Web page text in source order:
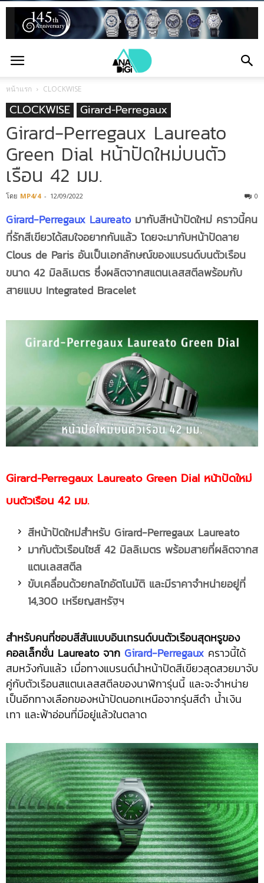
หน้าแรก CLOCKWISE
CLOCKWISE Girard-Perregaux
Girard-Perregaux Laureato
Green Dial หน้าปัดใหม่บนตัว
เรือน 42 มม.
โดย MP4/4 - 12/09/2022 0
Girard-Perregaux Laureatoมากับสีหน้าปัดใหม่ คราวนี้คน
ที่รักสีเขียวได้สมใจอยากกันแล้ว โดยจะมากับหน้าปัดลาย
Clous de Paris อันเป็นเอกลักษณ์ของแบรนด์บนตัวเรือน
ขนาด 42 มิลลิเมตร ซึ่งผลิตจากสแตนเลสสตีลพร้อมกับ
สายแบบ Integrated Bracelet
Girard-Perregaux Laureato Green Dial หน้าปัดใหม่
บนตัวเรือน 42 มม.
สีหน้าปัดใหม่สำหรับ Girard-Perregaux Laureato
มากับตัวเรือนไซส์ 42 มิลลิเมตร พร้อมสายที่ผลิตจากส
แตนเลสสตีล
ขับเคลื่อนด้วยกลไกอัตโนมัติ และมีราคาจำหน่ายอยู่ที่
14,300 เหรียญสหรัฐฯ
สำหรับคนที่ชอบสีสันแบบอินเทรนด์บนตัวเรือนสุดหรูของ
คอลเล็กชั่น Laureato จาก Girard-Perregaux คราวนี้ได้
สมหวังกันแล้ว เมื่อทางแบรนด์นำหน้าปัดสีเขียวสุดสวยมาจับ
คู่กับตัวเรือนสแตนเลสสตีลของนาฬิการุ่นนี้ และจะจำหน่าย
เป็นอีกทางเลือกของหน้าปัดนอกเหนือจากรุ่นสีดำ น้ำเงิน
เทา และฟ้าอ่อนที่มีอยู่แล้วในตลาด